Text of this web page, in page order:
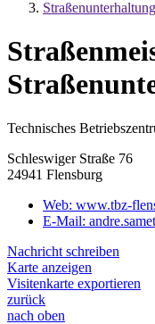
Straßenunterhaltung
Technisches
Schleswiger Straße 76
24941 Flensburg
Web: www.tbz-
E-Mail:
Nachricht schreiben
Karte anzeigen
Visitenkarte exportieren
zurück
nach oben